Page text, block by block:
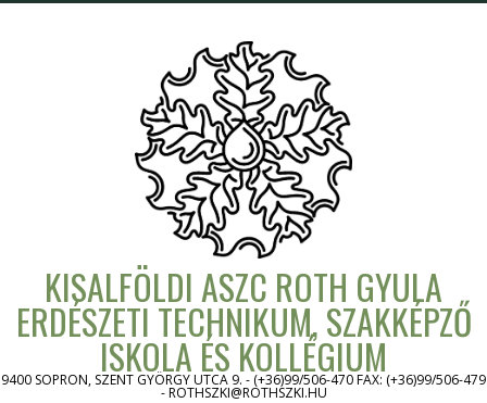
KISALFÖLDI ASZC ROTH GYULA
ERDÉSZETI TECHNIKUM, SZAKKÉPZŐ
ISKOLA ÉS KOLLÉGIUM
9400 SOPRON, SZENT GYÖRGY UTCA 9. - (+36)99/506-470 FAX: (+36)99/506-479
- ROTHSZKI@ROTHSZKI.HU